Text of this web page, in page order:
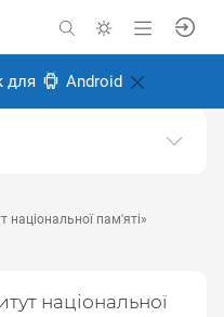
для Android
національної пам'яті»
національної